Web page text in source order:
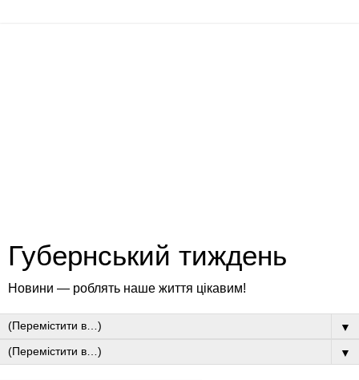
Губернський тиждень
Новини — роблять наше життя цікавим!
▼
▼